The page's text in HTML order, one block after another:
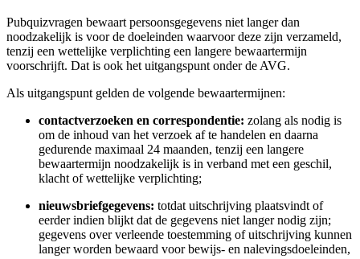
Pubquizvragen bewaart persoonsgegevens niet langer dan
noodzakelijk is voor de doeleinden waarvoor deze zijn verzameld,
tenzij een wettelijke verplichting een langere bewaartermijn
voorschrijft. Dat is ook het uitgangspunt onder de AVG.
Als uitgangspunt gelden de volgende bewaartermijnen:
contactverzoeken en correspondentie: zolang als nodig is
om de inhoud van het verzoek af te handelen en daarna
gedurende maximaal 24 maanden, tenzij een langere
bewaartermijn noodzakelijk is in verband met een geschil,
klacht of wettelijke verplichting;
nieuwsbriefgegevens: totdat uitschrijving plaatsvindt of
eerder indien blijkt dat de gegevens niet langer nodig zijn;
gegevens over verleende toestemming of uitschrijving kunnen
langer worden bewaard voor bewijs- en nalevingsdoeleinden,